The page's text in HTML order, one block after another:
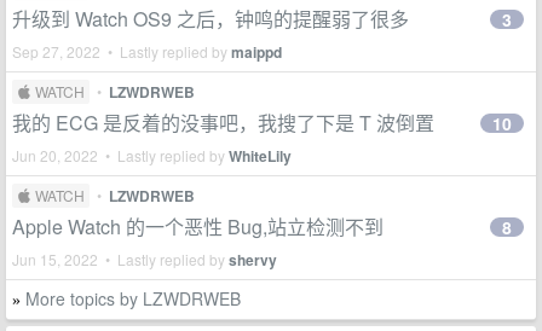
升级到 Watch OS9 之后，钟鸣的提醒弱了很多
Sep 27, 2022 • Lastly replied bymaippd
3
 WATCH • LZWDRWEB
我的 ECG 是反着的没事吧，我搜了下是 T 波倒置
Jun 20, 2022 • Lastly replied byWhiteLily
10
 WATCH • LZWDRWEB
Apple Watch 的一个恶性 Bug,站立检测不到
Jun 15, 2022 • Lastly replied byshervy
8
» More topics by LZWDRWEB